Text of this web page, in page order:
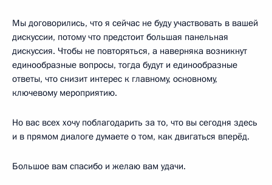
Мы договорились, что я сейчас не буду участвовать в вашей
дискуссии, потому что предстоит большая панельная
дискуссия. Чтобы не повторяться, а наверняка возникнут
единообразные вопросы, тогда будут и единообразные
ответы, что снизит интерес к главному, основному,
ключевому мероприятию.
Но вас всех хочу поблагодарить за то, что вы сегодня здесь
и в прямом диалоге думаете о том, как двигаться вперёд.
Большое вам спасибо и желаю вам удачи.